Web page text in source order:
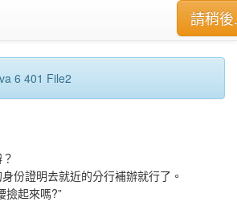
請稍
6 401 File2
份證明去就近的分行補辦就行了。
撿起來嗎?”